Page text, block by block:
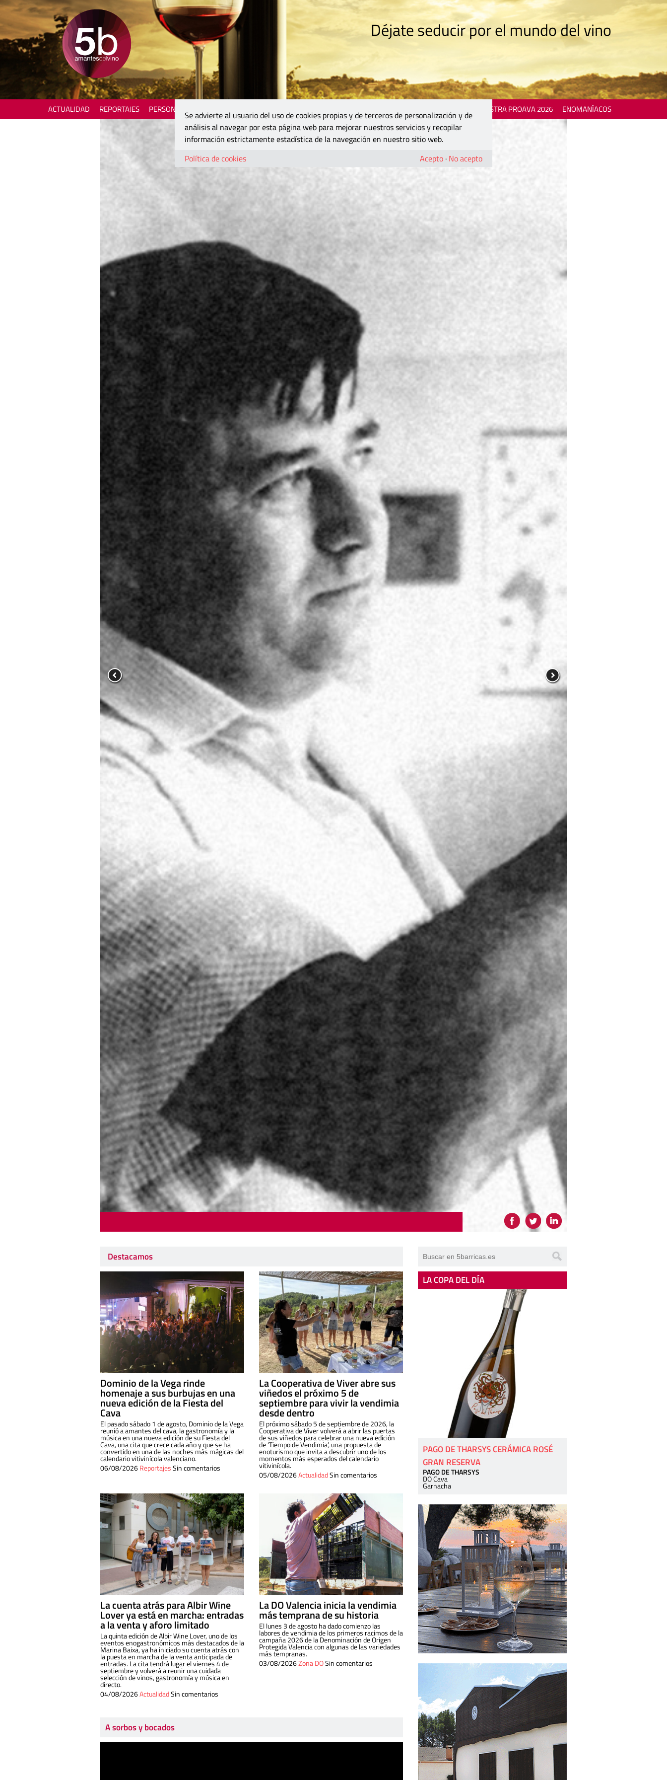
Déjate seducir por el mundo del vino
ACTUALIDAD REPORTAJES PERSONAJES MOSTRA PROAVA 2026 ENOMANÍACOS
Destacamos
Dominio de la Vega rinde
homenaje a sus burbujas en una
nueva edición de la Fiesta del
Cava
El pasado sábado 1 de agosto, Dominio de la Vega
reunió a amantes del cava, la gastronomía y la
música en una nueva edición de su Fiesta del
Cava, una cita que crece cada año y que se ha
convertido en una de las noches más mágicas del
calendario vitivinícola valenciano.
06/08/2026ReportajesSin comentarios
La Cooperativa de Viver abre sus
viñedos el próximo 5 de
septiembre para vivir la vendimia
desde dentro
El próximo sábado 5 de septiembre de 2026, la
Cooperativa de Viver volverá a abrir las puertas
de sus viñedos para celebrar una nueva edición
de ‘Tiempo de Vendimia’, una propuesta de
enoturismo que invita a descubrir uno de los
momentos más esperados del calendario
vitivinícola.
05/08/2026ActualidadSin comentarios
La cuenta atrás para Albir Wine
Lover ya está en marcha: entradas
a la venta y aforo limitado
La quinta edición de Albir Wine Lover, uno de los
eventos enogastronómicos más destacados de la
Marina Baixa, ya ha iniciado su cuenta atrás con
la puesta en marcha de la venta anticipada de
entradas. La cita tendrá lugar el viernes 4 de
septiembre y volverá a reunir una cuidada
selección de vinos, gastronomía y música en
directo.
04/08/2026ActualidadSin comentarios
La DO Valencia inicia la vendimia
más temprana de su historia
El lunes 3 de agosto ha dado comienzo las
labores de vendimia de los primeros racimos de la
campaña 2026 de la Denominación de Origen
Protegida Valencia con algunas de las variedades
más tempranas.
03/08/2026Zona DOSin comentarios
A sorbos y bocados
LA COPA DEL DÍA
PAGO DE THARSYS CERÁMICA ROSÉ
GRAN RESERVA
PAGO DE THARSYS
DO Cava
Garnacha
Se advierte al usuario del uso de cookies propias y de terceros de personalización y de
análisis al navegar por esta página web para mejorar nuestros servicios y recopilar
información estrictamente estadística de la navegación en nuestro sitio web.
Política de cookies
Acepto · No acepto